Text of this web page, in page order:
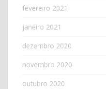
fevereiro 2021
janeiro 2021
dezembro 2020
novembro 2020
outubro 2020